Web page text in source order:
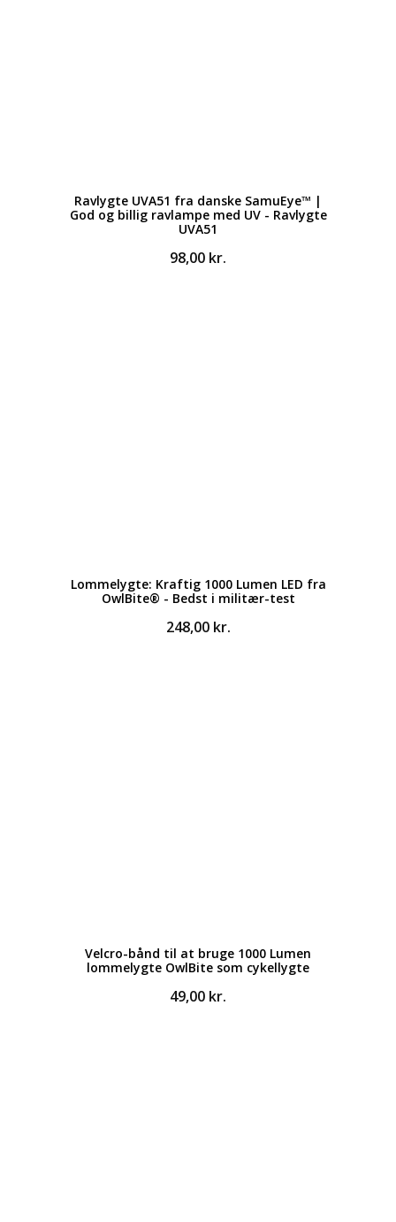
Ravlygte UVA51 fra danske SamuEye™ |
God og billig ravlampe med UV - Ravlygte
UVA51
98,00 kr.
Lommelygte: Kraftig 1000 Lumen LED fra
OwlBite® - Bedst i militær-test
248,00 kr.
Velcro-bånd til at bruge 1000 Lumen
lommelygte OwlBite som cykellygte
49,00 kr.